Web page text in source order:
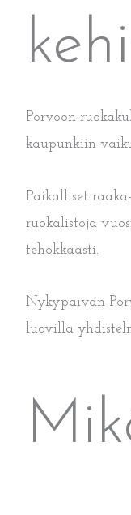
Porvoon
kaupunkiin
Paikalliset
ruokalistoja
tehokkaasti.
Nykypäivän
luovilla